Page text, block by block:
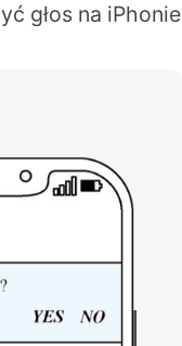
głos na iPhonie